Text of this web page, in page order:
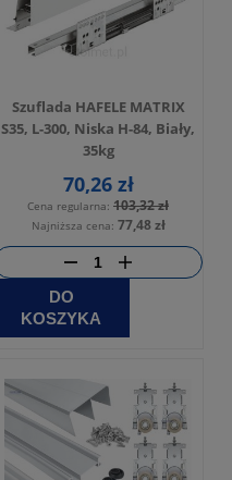
Szuflada HAFELE MATRIX
S35, L-300, Niska H-84, Biały,
35kg
70,26 zł
Cena regularna: 103,32 zł
Najniższa cena: 77,48 zł
DO
KOSZYKA